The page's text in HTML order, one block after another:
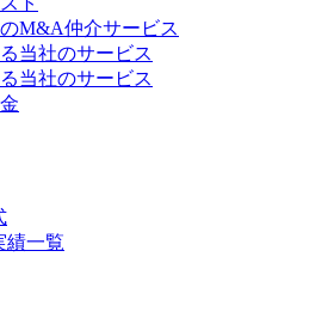
M&A仲介サービス
当社のサービス
当社のサービス
績一覧